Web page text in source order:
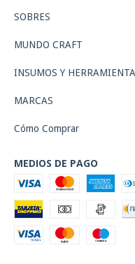
SOBRES
MUNDO CRAFT
INSUMOS Y
MARCAS
Cómo Comprar
MEDIOS DE PAGO